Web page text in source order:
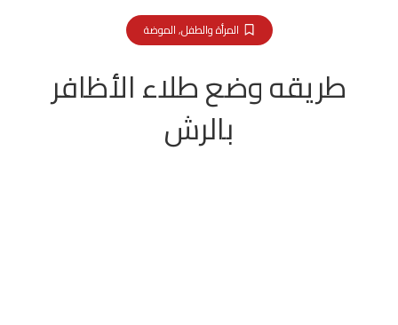
المرأة والطفل,الموضة
طريقه وضع طلاء الأظافر
بالرش